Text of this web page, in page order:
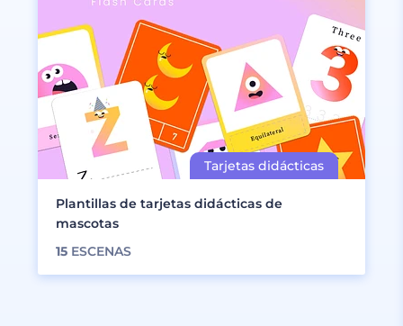
Plantillas de tarjetas didácticas de
mascotas
15 ESCENAS